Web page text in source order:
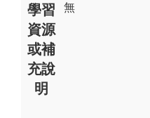
學習
資源
或補
充說
明
無